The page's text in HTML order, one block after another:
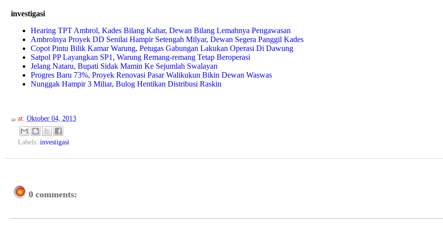
investigasi
Hearing TPT Ambrol, Kades Bilang Kahar, Dewan Bilang Lemahnya Pengawasan
Ambrolnya Proyek DD Senilai Hampir Setengah Milyar, Dewan Segera Panggil Kades
Copot Pintu Bilik Kamar Warung, Petugas Gabungan Lakukan Operasi Di Dawung
Satpol PP Layangkan SP1, Warung Remang-remang Tetap Beroperasi
Jelang Nataru, Bupati Sidak Mamin Ke Sejumlah Swalayan
Progres Baru 73%, Proyek Renovasi Pasar Walikukun Bikin Dewan Waswas
Nunggak Hampir 3 Miliar, Bulog Hentikan Distribusi Raskin
at: Oktober 04, 2013
Labels: investigasi
0 comments: